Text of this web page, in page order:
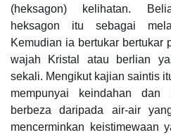
(heksagon) kelihatan.
heksagon itu sebagai
Kemudian ia bertukar bertukar
wajah Kristal atau berlian
sekali. Mengikut kajian saintis
mempunyai keindahan dan
berbeza daripada air-air
mencerminkan keistimewaan